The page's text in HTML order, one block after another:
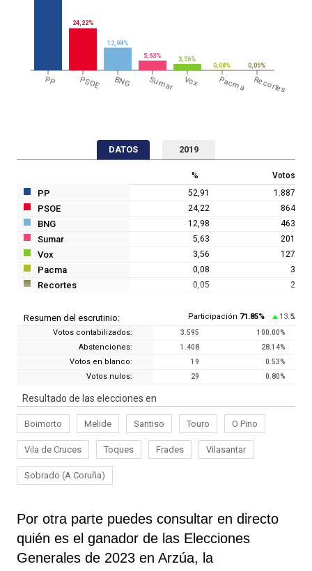
PP PSOE BNG Sumar Vox Pacma Recortes
24,22%
12,98%
5,63%
3,56%
0,08%
0,05%
DATOS 2019
% Votos
PP 52,91 1.887
PSOE 24,22 864
BNG 12,98 463
Sumar 5,63 201
Vox 3,56 127
Pacma 0,08 3
Recortes 0,05 2
Resumen del escrutinio: Participación 71.85% 13.5%
Votos contabilizados: 3.595 100.00%
Abstenciones: 1.408 28.14%
Votos en blanco: 19 0.53%
Votos nulos: 29 0.80%
Resultado de las elecciones en
Boimorto Melide Santiso Touro O Pino
Vila de Cruces Toques Frades Vilasantar
Sobrado (A Coruña)
Por otra parte puedes consultar en directo
quién es el ganador de las Elecciones
Generales de 2023 en Arzúa, la